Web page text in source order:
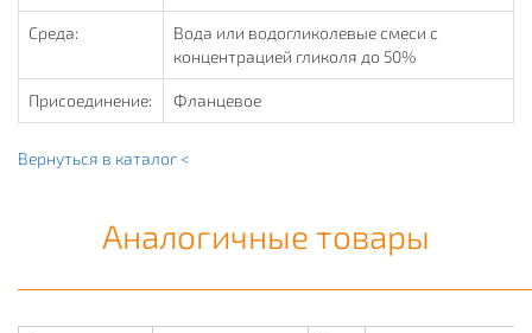
Среда:
Вода или водогликолевые смеси с
концентрацией гликоля до 50%
Присоединение: Фланцевое
Вернуться в каталог <
Аналогичные товары